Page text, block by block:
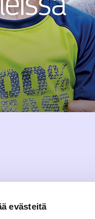
evästeitä